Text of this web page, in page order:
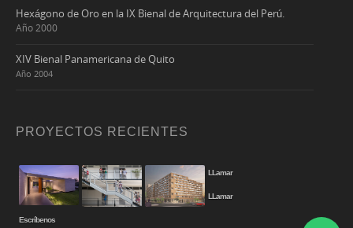
Hexágono de Oro en la IX Bienal de Arquitectura del Perú.
Año 2000
XIV Bienal Panamericana de Quito
Año 2004
PROYECTOS RECIENTES
LLamar
LLamar
Escríbenos